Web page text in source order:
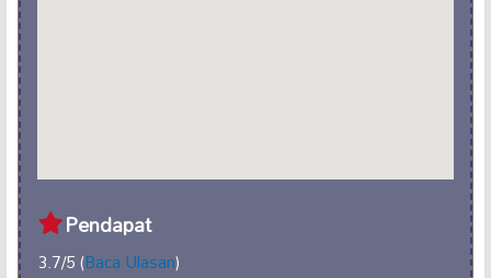
Pendapat
3.7/5 (Baca Ulasan)